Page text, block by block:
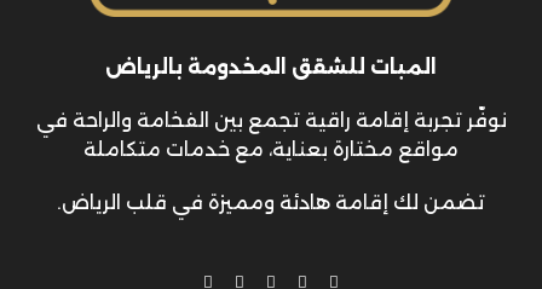
المبات للشقق المخدومة بالرياض
نوفّر تجربة إقامة راقية تجمع بين الفخامة والراحة في
مواقع مختارة بعناية، مع خدمات متكاملة
تضمن لك إقامة هادئة ومميزة في قلب الرياض.